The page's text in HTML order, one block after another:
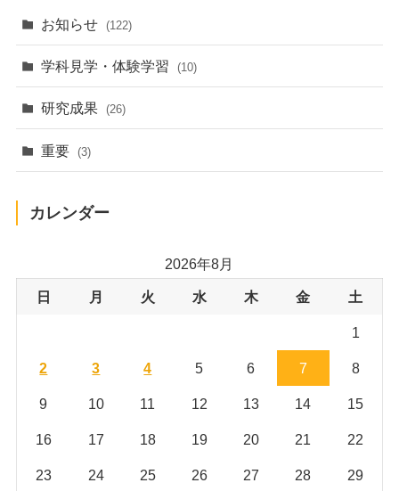
お知らせ (122)
学科見学・体験学習 (10)
研究成果 (26)
重要 (3)
カレンダー
2026年8月
日 月 火 水 木 金 土
1
2 3 4 5 6 7 8
9 10 11 12 13 14 15
16 17 18 19 20 21 22
23 24 25 26 27 28 29